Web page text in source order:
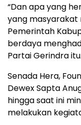
“Dan apa yang
yang masyarakat
Pemerintah
berdaya
Partai Gerindra itu.
Senada Hera,
Dewex Sapta
hingga saat ini
melakukan